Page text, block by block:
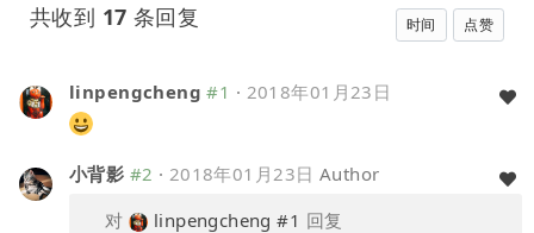
共收到 17 条回复 时间 点赞
linpengcheng #1 · 2018年01月23日
小背影 #2 · 2018年01月23日 Author
对
linpengcheng #1 回复